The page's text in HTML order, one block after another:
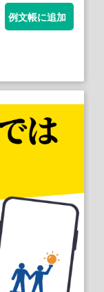
例文帳に追加